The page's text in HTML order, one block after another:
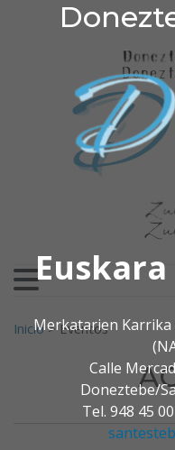
Euskara
Merkatarien Karrika
Calle
Doneztebe/
Tel. 948 45
Ir al contenido
Buscar:
Inicio>Eventos